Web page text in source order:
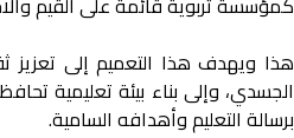
هذا ويهدف هذا التعميم إلى تعزيز
الجسدي، وإلى بناء بيئة تعليمية
برسالة التعليم وأهدافه السامية.